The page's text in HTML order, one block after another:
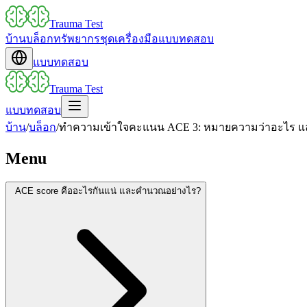
Trauma Test
บ้านบล็อกทรัพยากรชุดเครื่องมือแบบทดสอบ
แบบทดสอบ
Trauma Test
แบบทดสอบ
บ้าน/บล็อก/ทำความเข้าใจคะแนน ACE 3: หมายความว่าอะไร แ
Menu
ACE score คืออะไรกันแน่ และคำนวณอย่างไร?